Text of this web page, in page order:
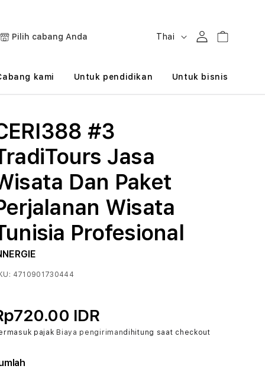
Pilih cabang Anda
B
h
Thai MasukKeranjang
kami Untuk pendidikan Untuk bisnis
#3
Jasa
Dan Paket
Wisata
Profesional
4710901730444
IDR
pajak Biaya pengirimandihitung saat checkout